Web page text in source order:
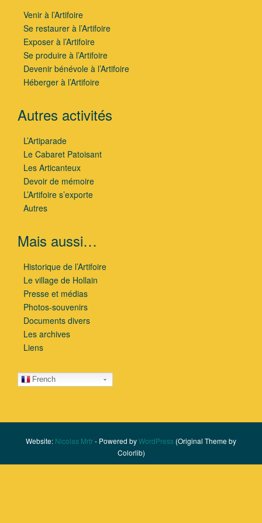
Venir à l’Artifoire
Se restaurer à l’Artifoire
Exposer à l’Artifoire
Se produire à l’Artifoire
Devenir bénévole à l’Artifoire
Héberger à l’Artifoire
Autres activités
L’Artiparade
Le Cabaret Patoisant
Les Articanteux
Devoir de mémoire
L’Artifoire s’exporte
Autres
Mais aussi…
Historique de l’Artifoire
Le village de Hollain
Presse et médias
Photos-souvenirs
Documents divers
Les archives
Liens
French
Website: Nicolas Mrtr- Powered byWordPress (Original Theme by
Colorlib)